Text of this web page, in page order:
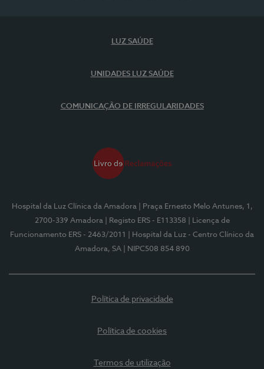
LUZ SAÚDE
UNIDADES LUZ SAÚDE
COMUNICAÇÃO DE IRREGULARIDADES
Hospital da Luz Clínica da Amadora
| Praça Ernesto Melo Antunes, 1,
2700-339 Amadora
| Registo ERS - E113358
| Licença de
Funcionamento ERS - 2463/2011
| Hospital da Luz - Centro Clínico da
Amadora, SA
| NIPC508 854 890
Política de privacidade
Política de cookies
Termos de utilização